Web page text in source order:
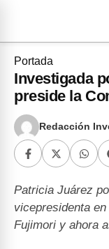
Portada
Investigada
preside la
Redacción
Patricia Juárez
vicepresidenta
Fujimori y ahora